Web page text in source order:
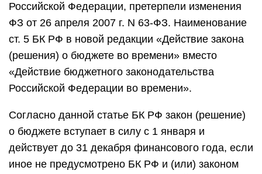
Российской Федерации, претерпели изменения
ФЗ от 26 апреля 2007 г. N 63-ФЗ. Наименование
ст. 5 БК РФ в новой редакции «Действие закона
(решения) о бюджете во времени» вместо
«Действие бюджетного законодательства
Российской Федерации во времени».
Согласно данной статье БК РФ закон (решение)
о бюджете вступает в силу с 1 января и
действует до 31 декабря финансового года, если
иное не предусмотрено БК РФ и (или) законом